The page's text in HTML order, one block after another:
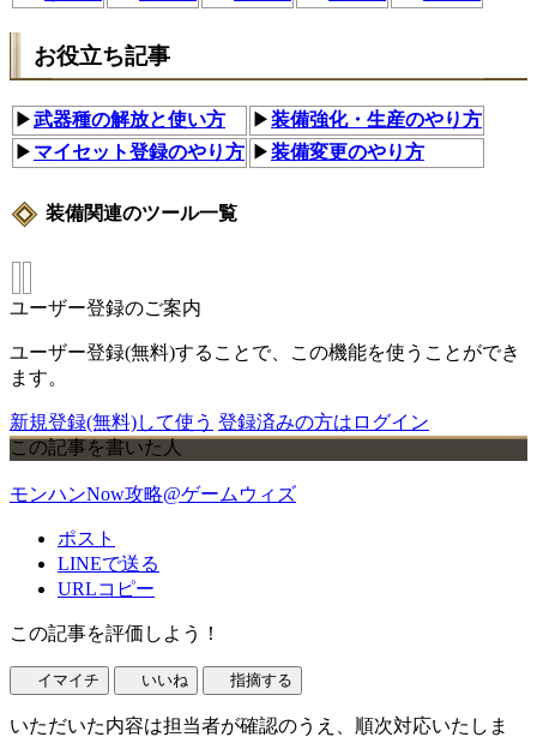
お役立ち記事
▶武器種の解放と使い方 ▶装備強化・生産のやり方
▶ マイセット登録のやり方 ▶装備変更のやり方
装備関連のツール一覧
ユーザー登録のご案内
ユーザー登録(無料)することで、この機能を使うことができ
ます。
新規登録(無料)して使う 登録済みの方はログイン
この記事を書いた人
モンハンNow攻略@ゲームウィズ
ポスト
LINEで送る
URLコピー
この記事を評価しよう！
イマイチ いいね 指摘する
いただいた内容は担当者が確認のうえ、順次対応いたしま